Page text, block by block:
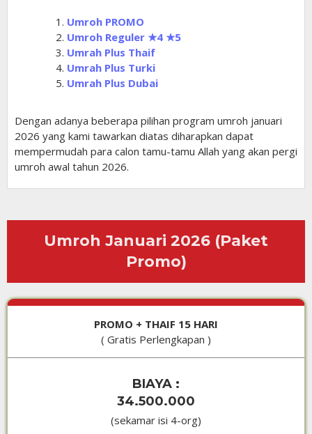
Umroh PROMO
Umroh Reguler ★4 ★5
Umrah Plus Thaif
Umrah Plus Turki
Umrah Plus Dubai
Dengan adanya beberapa pilihan program umroh januari
2026 yang kami tawarkan diatas diharapkan dapat
mempermudah para calon tamu-tamu Allah yang akan pergi
umroh awal tahun 2026.
Umroh Januari 2026 (Paket
Promo)
PROMO + THAIF 15 HARI
( Gratis Perlengkapan )
BIAYA :
34.500.000
(sekamar isi 4-org)